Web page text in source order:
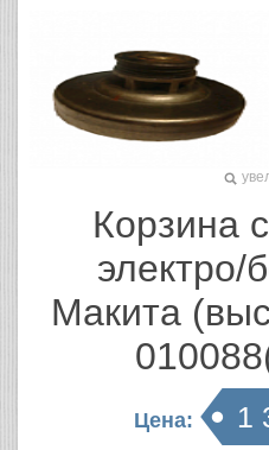
Корзина
электро/
Макита
Цена: 1